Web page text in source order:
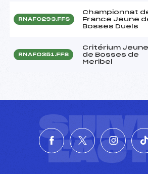
RNAF0293.FFS
Championnat
France Jeune
Bosses Duels
RNAF0351.FFS
Critérium
de Bosses de
Meribel